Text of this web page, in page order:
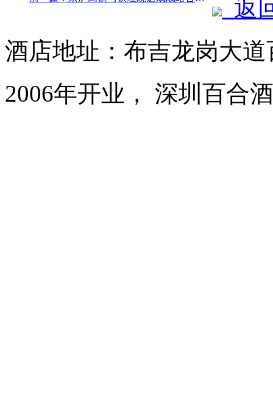
返
酒店地址：布吉龙岗大
2006年开业， 深圳百